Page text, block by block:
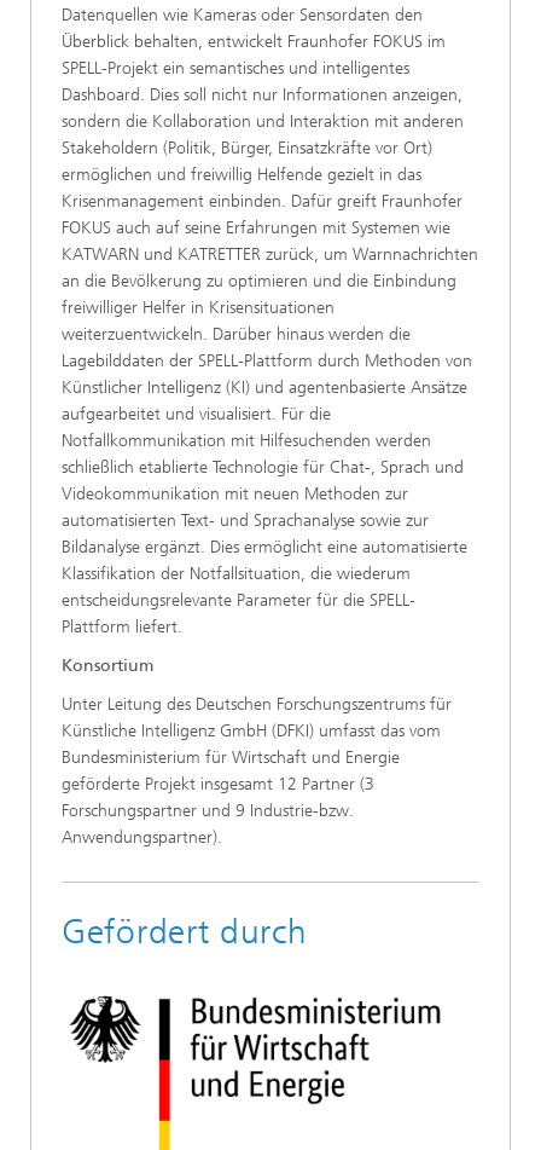
Datenquellen wie Kameras oder Sensordaten den
Überblick behalten, entwickelt Fraunhofer FOKUS im
SPELL-Projekt ein semantisches und intelligentes
Dashboard. Dies soll nicht nur Informationen anzeigen,
sondern die Kollaboration und Interaktion mit anderen
Stakeholdern (Politik, Bürger, Einsatzkräfte vor Ort)
ermöglichen und freiwillig Helfende gezielt in das
Krisenmanagement einbinden. Dafür greift Fraunhofer
FOKUS auch auf seine Erfahrungen mit Systemen wie
KATWARN und KATRETTER zurück, um Warnnachrichten
an die Bevölkerung zu optimieren und die Einbindung
freiwilliger Helfer in Krisensituationen
weiterzuentwickeln. Darüber hinaus werden die
Lagebilddaten der SPELL-Plattform durch Methoden von
Künstlicher Intelligenz (KI) und agentenbasierte Ansätze
aufgearbeitet und visualisiert. Für die
Notfallkommunikation mit Hilfesuchenden werden
schließlich etablierte Technologie für Chat-, Sprach und
Videokommunikation mit neuen Methoden zur
automatisierten Text- und Sprachanalyse sowie zur
Bildanalyse ergänzt. Dies ermöglicht eine automatisierte
Klassifikation der Notfallsituation, die wiederum
entscheidungsrelevante Parameter für die SPELL-
Plattform liefert.
Konsortium
Unter Leitung des Deutschen Forschungszentrums für
Künstliche Intelligenz GmbH (DFKI) umfasst das vom
Bundesministerium für Wirtschaft und Energie
geförderte Projekt insgesamt 12 Partner (3
Forschungspartner und 9 Industrie-bzw.
Anwendungspartner).
Gefördert durch